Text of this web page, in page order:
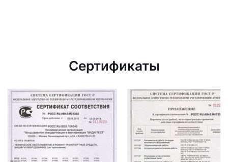
Сертификаты